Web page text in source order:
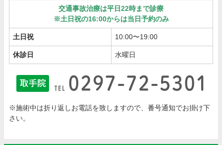
交通事故治療は平日22時まで診療
※土日祝の16:00からは当日予約のみ
土日祝 10:00〜19:00
休診日 水曜日
※施術中は折り返しお電話を致しますので、番号通知でお掛け下
さい。